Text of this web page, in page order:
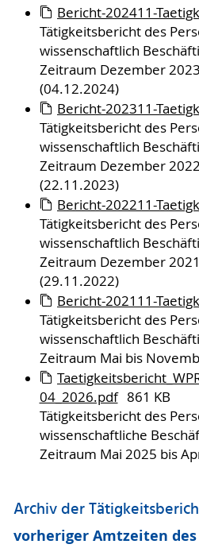
Bericht-202411-
Tätigkeitsbericht des
wissenschaftlich
Zeitraum Dezember
(04.12.2024)
Bericht-202311-
Tätigkeitsbericht des
wissenschaftlich
Zeitraum Dezember
(22.11.2023)
Bericht-202211-
Tätigkeitsbericht des
wissenschaftlich
Zeitraum Dezember
(29.11.2022)
Bericht-202111-
Tätigkeitsbericht des
wissenschaftlich
Zeitraum Mai bis
04_2026.pdf 861 KB
Tätigkeitsbericht des
wissenschaftliche
Zeitraum Mai 2025 bis
Archiv der
vorheriger Amtzeiten